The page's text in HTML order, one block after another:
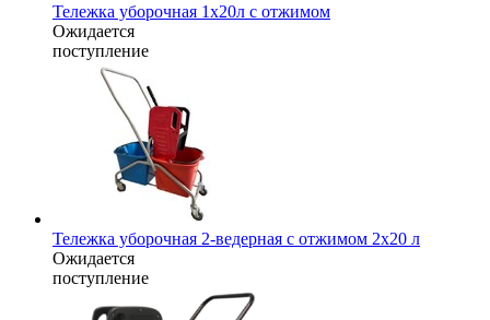
Тележка уборочная 1x20л с отжимом
Ожидается
поступление
Тележка уборочная 2-ведерная с отжимом 2x20 л
Ожидается
поступление